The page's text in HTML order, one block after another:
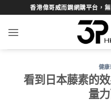
to
content
香港偉哥威而鋼網購平台，
健康
看到日本藤素的
量